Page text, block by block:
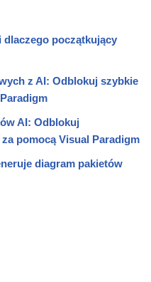
dlaczego początkujący
z AI: Odblokuj szybkie
AI: Odblokuj
pomocą Visual Paradigm
diagram pakietów